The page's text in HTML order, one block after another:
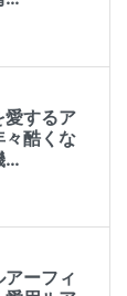
愛するア
酷くな
…
ーフィ